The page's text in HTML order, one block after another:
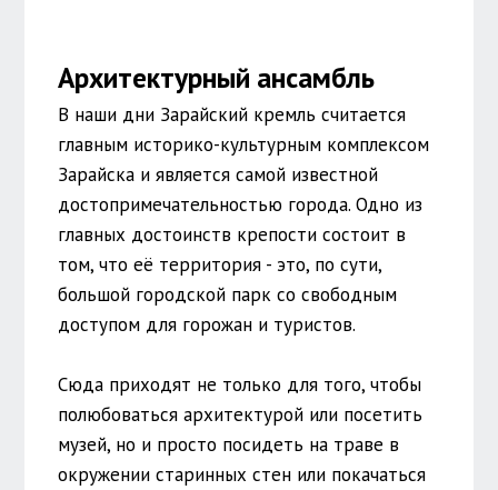
Архитектурный ансамбль
В наши дни Зарайский кремль считается
главным историко-культурным комплексом
Зарайска и является самой известной
достопримечательностью города. Одно из
главных достоинств крепости состоит в
том, что её территория - это, по сути,
большой городской парк со свободным
доступом для горожан и туристов.
Сюда приходят не только для того, чтобы
полюбоваться архитектурой или посетить
музей, но и просто посидеть на траве в
окружении старинных стен или покачаться